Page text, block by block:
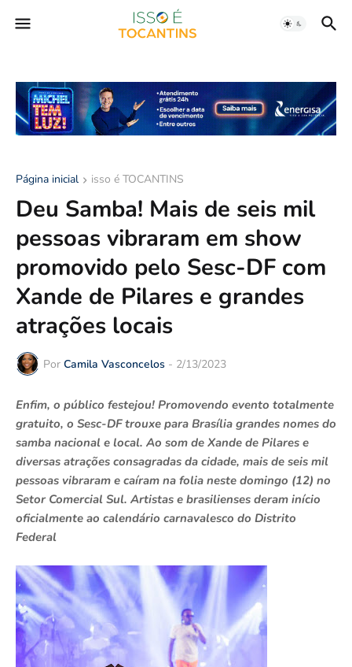
Página inicial isso é TOCANTINS
Deu Samba! Mais de seis mil
pessoas vibraram em show
promovido pelo Sesc-DF com
Xande de Pilares e grandes
atrações locais
Por Camila Vasconcelos - 2/13/2023
Enfim, o público festejou! Promovendo evento totalmente
gratuito, o Sesc-DF trouxe para Brasília grandes nomes do
samba nacional e local. Ao som de Xande de Pilares e
diversas atrações consagradas da cidade, mais de seis mil
pessoas vibraram e caíram na folia neste domingo (12) no
Setor Comercial Sul. Artistas e brasilienses deram início
oficialmente ao calendário carnavalesco do Distrito
Federal